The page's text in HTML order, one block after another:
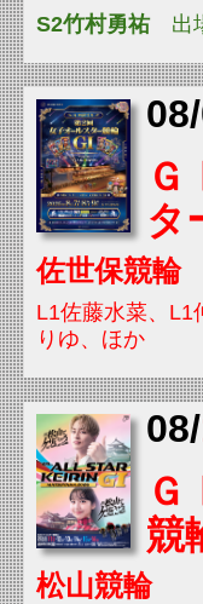
S2竹村勇祐 出
08/
タ
佐世保競輪
L1佐藤水菜、 L1
りゆ、 ほか
08/
競
松山競輪